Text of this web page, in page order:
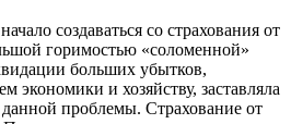
создаваться со страхования от
горимостью «соломенной»
больших убытков,
экономики и хозяйству, заставляла
проблемы. Страхование от